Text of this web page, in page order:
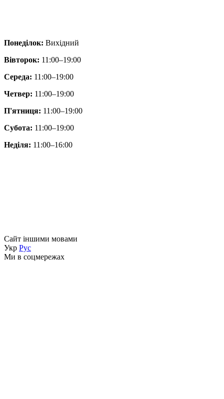
Понеділок: Вихідний
Вівторок: 11:00–19:00
Середа: 11:00–19:00
Четвер: 11:00–19:00
П'ятниця: 11:00–19:00
Субота: 11:00–19:00
Неділя: 11:00–16:00
Сайт іншими мовами
Укр Рус
Ми в соцмережах